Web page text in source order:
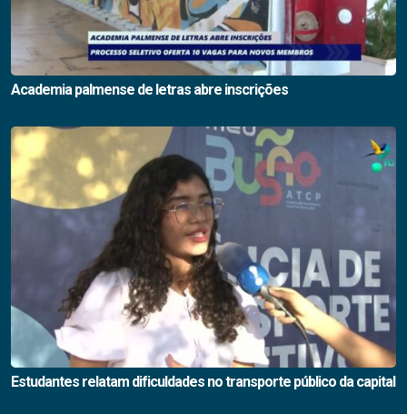
Academia palmense de letras abre inscrições
Estudantes relatam dificuldades no transporte público da capital